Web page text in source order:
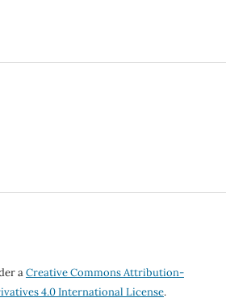
aCreative Commons Attribution-
4.0 International License.